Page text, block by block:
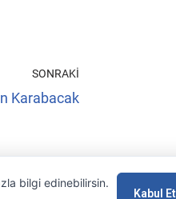
SONRAKI
Karabacak
bilgi edinebilirsin.
Kabul Et